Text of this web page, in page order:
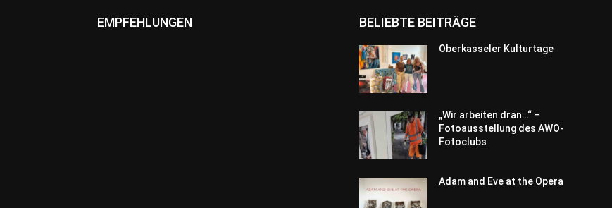
EMPFEHLUNGEN BELIEBTE BEITRÄGE
Oberkasseler Kulturtage
„Wir arbeiten dran…“ –
Fotoausstellung des AWO-
Fotoclubs
Adam and Eve at the Opera